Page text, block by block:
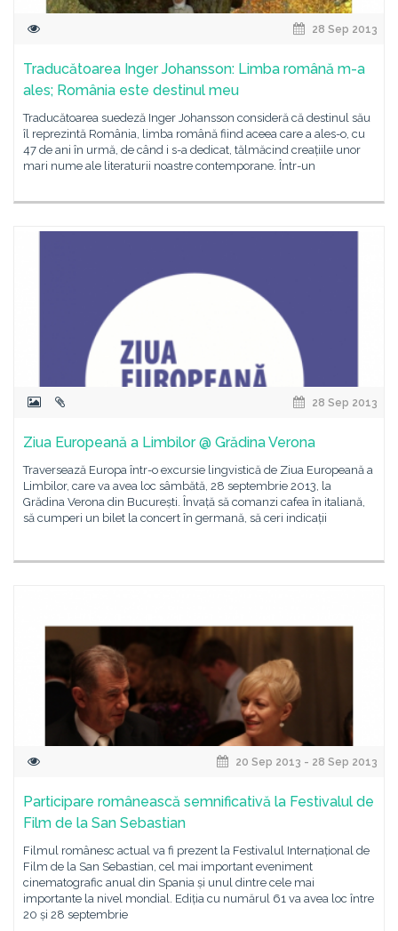
28 Sep 2013
Traducătoarea Inger Johansson: Limba română m-a
ales; România este destinul meu
Traducătoarea suedeză Inger Johansson consideră că destinul său
îl reprezintă România, limba română fiind aceea care a ales-o, cu
47 de ani în urmă, de când i s-a dedicat, tălmăcind creațiile unor
mari nume ale literaturii noastre contemporane. Într-un
28 Sep 2013
Ziua Europeană a Limbilor @ Grădina Verona
Traversează Europa într-o excursie lingvistică de Ziua Europeană a
Limbilor, care va avea loc sâmbătă, 28 septembrie 2013, la
Grădina Verona din București. Învață să comanzi cafea în italiană,
să cumperi un bilet la concert în germană, să ceri indicații
20 Sep 2013 - 28 Sep 2013
Participare românească semnificativă la Festivalul de
Film de la San Sebastian
Filmul românesc actual va fi prezent la Festivalul Internațional de
Film de la San Sebastian, cel mai important eveniment
cinematografic anual din Spania și unul dintre cele mai
importante la nivel mondial. Ediția cu numărul 61 va avea loc între
20 și 28 septembrie